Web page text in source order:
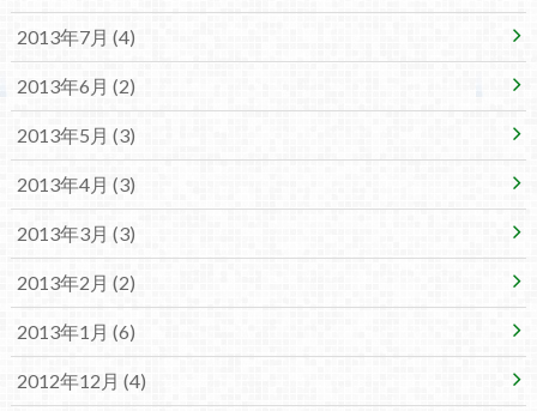
2013年7月 (4)
2013年6月 (2)
2013年5月 (3)
2013年4月 (3)
2013年3月 (3)
2013年2月 (2)
2013年1月 (6)
2012年12月 (4)